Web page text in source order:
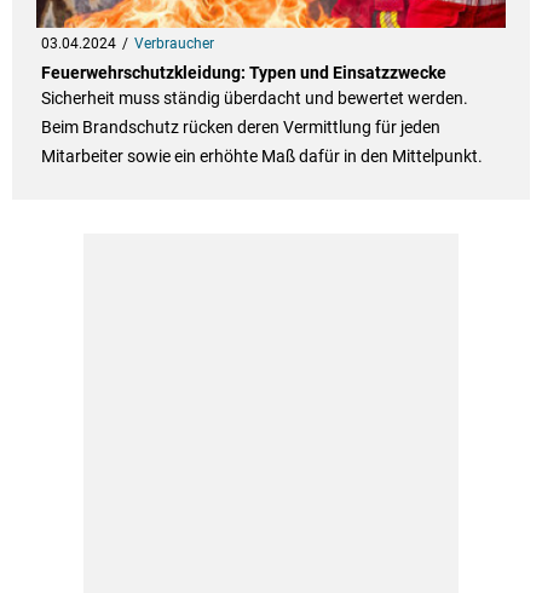
03.04.2024 Verbraucher
Feuerwehrschutzkleidung: Typen und Einsatzzwecke
Sicherheit muss ständig überdacht und bewertet werden.
Beim Brandschutz rücken deren Vermittlung für jeden
Mitarbeiter sowie ein erhöhte Maß dafür in den Mittelpunkt.